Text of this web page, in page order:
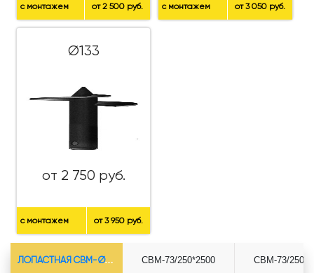
с монтажем от 2 500 руб. с монтажем от 3 050 руб.
Ø133
от 2 750 руб.
с монтажем от 3 950 руб.
ЛОПАСТНАЯ СВМ-Ø73*5.5 СВМ-73/250*2500 СВМ-73/